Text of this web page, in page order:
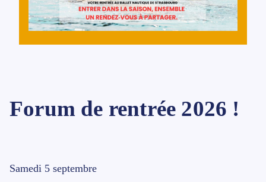
Forum de rentrée 2026 !
Samedi 5 septembre